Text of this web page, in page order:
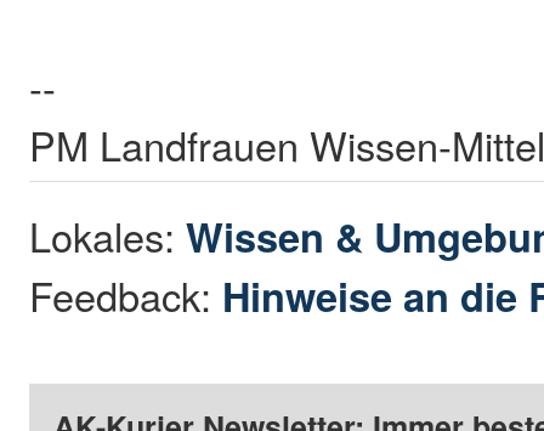
--
PM Landfrauen Wissen-
Lokales:Wissen &
Feedback: Hinweise an die